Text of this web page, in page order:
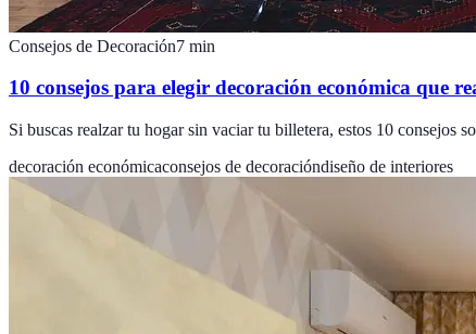
Consejos de Decoración7 min
10 consejos para elegir decoración económica que
Si buscas realzar tu hogar sin vaciar tu billetera, estos 10 consejos
decoración económicaconsejos de decoracióndiseño de interiores